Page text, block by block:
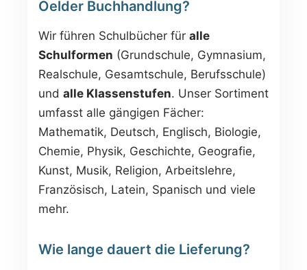
Oelder Buchhandlung?
Wir führen Schulbücher für alle
Schulformen (Grundschule, Gymnasium,
Realschule, Gesamtschule, Berufsschule)
und alle Klassenstufen. Unser Sortiment
umfasst alle gängigen Fächer:
Mathematik, Deutsch, Englisch, Biologie,
Chemie, Physik, Geschichte, Geografie,
Kunst, Musik, Religion, Arbeitslehre,
Französisch, Latein, Spanisch und viele
mehr.
Wie lange dauert die Lieferung?